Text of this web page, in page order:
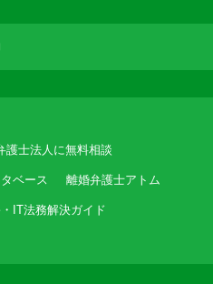
護士法人に無料相談
ベース 離婚弁護士アトム
IT法務解決ガイド